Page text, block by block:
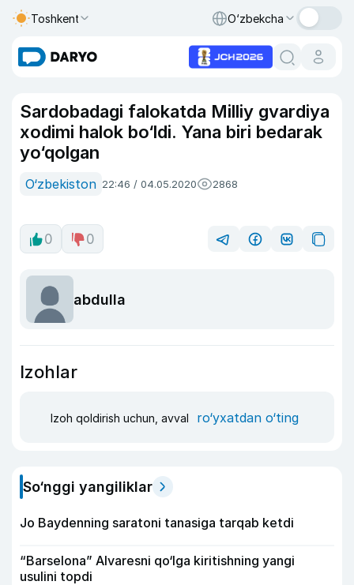
Toshkent O‘zbekcha
Sardobadagi falokatda Milliy gvardiya
xodimi halok bo‘ldi. Yana biri bedarak
yo‘qolgan
O‘zbekiston 22:46 / 04.05.2020 2868
0 0
abdulla
Izohlar
Izoh qoldirish uchun, avval ro‘yxatdan o‘ting
So‘nggi yangiliklar
Jo Baydenning saratoni tanasiga tarqab ketdi
“Barselona” Alvaresni qo‘lga kiritishning yangi
usulini topdi